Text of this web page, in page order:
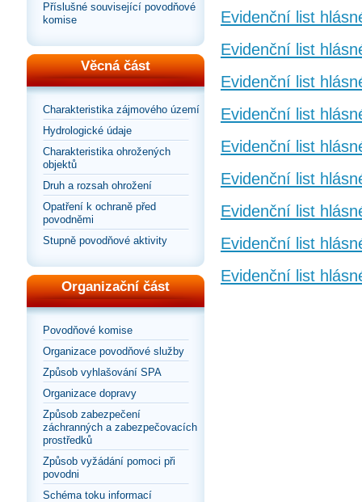
Příslušné související povodňové
komise
Věcná část
Charakteristika zájmového území
Hydrologické údaje
Charakteristika ohrožených
objektů
Druh a rozsah ohrožení
Opatření k ochraně před
povodněmi
Stupně povodňové aktivity
Organizační část
Povodňové komise
Organizace povodňové služby
Způsob vyhlašování SPA
Organizace dopravy
Způsob zabezpečení
záchranných a zabezpečovacích
prostředků
Způsob vyžádání pomoci při
povodni
Schéma toku informací
Evidenční list
Evidenční list
Evidenční list
Evidenční list
Evidenční list
Evidenční list
Evidenční list
Evidenční list
Evidenční list